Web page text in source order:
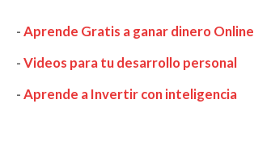
-Aprende Gratis a ganar dinero Online
-Videos para tu desarrollo personal
-Aprende a Invertir con inteligencia